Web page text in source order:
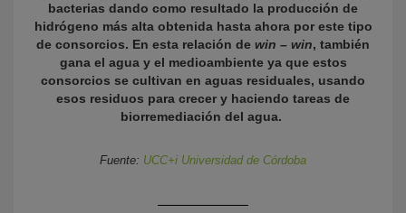
bacterias dando como resultado la producción de
hidrógeno más alta obtenida hasta ahora por este tipo
de consorcios. En esta relación de win – win, también
gana el agua y el medioambiente ya que estos
consorcios se cultivan en aguas residuales, usando
esos residuos para crecer y haciendo tareas de
biorremediación del agua.
Fuente: UCC+i Universidad de Córdoba